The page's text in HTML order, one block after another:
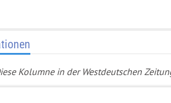
Kolumne in der Westdeutschen